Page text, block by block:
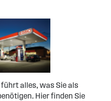
führt alles, was Sie als
Hier finden Sie